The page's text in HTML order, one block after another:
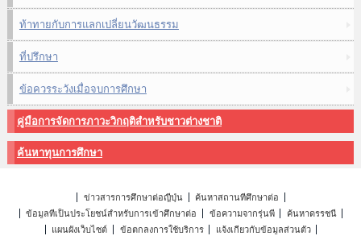
ท้าทายกับการแลกเปลี่ยนวัฒนธรรม
ที่ปรึกษา
ข้อควรระวังเมื่อจบการศึกษา
คู่มือการจัดการภาวะวิกฤติสำหรับชาวต่างชาติ
ค้นหาทุนการศึกษา
ข่าวสารการศึกษาต่อญี่ปุ่น
ค้นหาสถานที่ศึกษาต่อ
ข้อมูลที่เป็นประโยชน์สำหรับการเข้าศึกษาต่อ
ข้อความจากรุ่นพี่
ค้นหาดรรชนี
แผนผังเว็บไซต์
ข้อตกลงการใช้บริการ
แจ้งเกี่ยวกับข้อมูลส่วนตัว